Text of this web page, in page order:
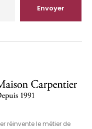
réinvente le métier de